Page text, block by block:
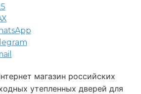
магазин российских
утепленных дверей для